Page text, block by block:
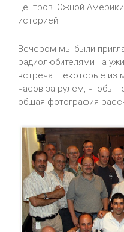
центров Южной
историей.
Вечером мы были
радиолюбителями на
встреча. Некоторые из
часов за рулем, чтобы
общая фотография